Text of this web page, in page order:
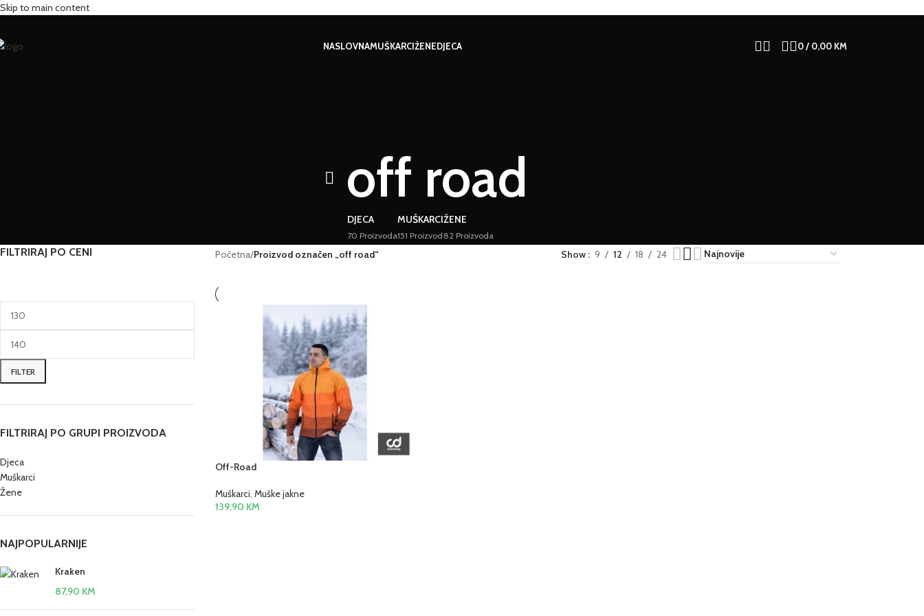
Skip to main content
NASLOVNAMUŠKARCIŽENEDJECA 0/ 0,00 KM
off road
DJECA
70 Proizvoda
MUŠKARCI
151 Proizvod
ŽENE
82 Proizvoda
FILTRIRAJ PO CENI
FILTER
FILTRIRAJ PO GRUPI PROIZVODA
Djeca
Muškarci
Žene
NAJPOPULARNIJE
Kraken
87,90 KM
Početna/Proizvod označen „off road“ Show 9 12 18 24
Off-Road
Muškarci Muške jakne
139,90 KM